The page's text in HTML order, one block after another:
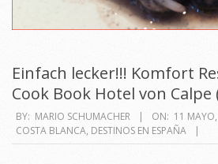
Einfach lecker!!! Komfort
Cook Book Hotel von Calpe
2016-
05-
BY: MARIO SCHUMACHER ON: 11
COSTA BLANCA, DESTINOS EN ESPAÑA